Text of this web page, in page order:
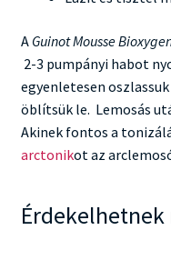
A Guinot Mousse
2-3 pumpányi habot
egyenletesen
öblítsük le. Lemosás
Akinek fontos a
arctonikot az